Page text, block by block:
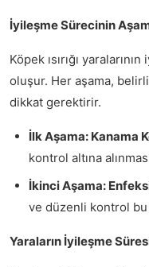
İyileşme Sürecinin
Köpek ısırığı
oluşur. Her aşama,
dikkat gerektirir.
İlk Aşama: Kanama
kontrol altına
İkinci Aşama:
ve düzenli kontrol
Yaraların İyileşme